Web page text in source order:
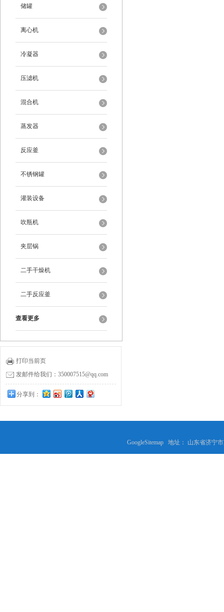
储罐
离心机
冷凝器
压滤机
混合机
蒸发器
反应釜
不锈钢罐
灌装设备
吹瓶机
夹层锅
二手干燥机
二手反应釜
查看更多
打印当前页
发邮件给我们：350007515@qq.com
分享到：
GoogleSitemap 地址： 山东省济宁